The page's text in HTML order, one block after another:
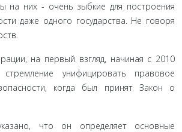
на них - очень зыбкие для построения
даже одного государства. Не говоря
на первый взгляд, начиная с 2010
унифицировать правовое
когда был принят Закон о
что он определяет основные